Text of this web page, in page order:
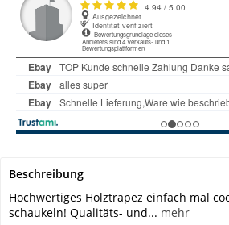
Beschreibung
Hochwertiges Holztrapez einfach mal
schaukeln! Qualitäts- und... mehr